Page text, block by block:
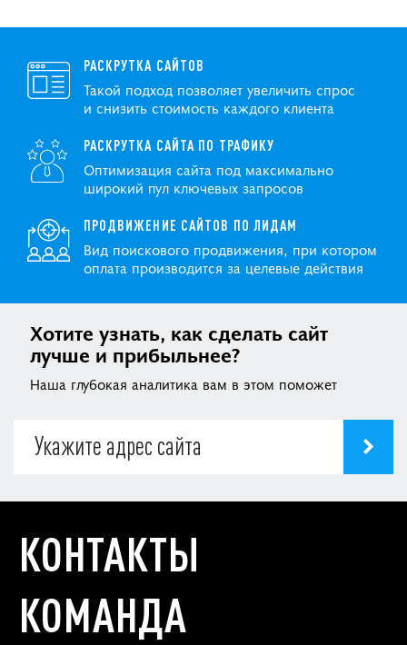
РАСКРУТКА САЙТОВ
Такой подход позволяет увеличить спрос
и снизить стоимость каждого клиента
РАСКРУТКА САЙТА ПО ТРАФИКУ
Оптимизация сайта под максимально
широкий пул ключевых запросов
ПРОДВИЖЕНИЕ САЙТОВ ПО ЛИДАМ
Вид поискового продвижения, при котором
оплата производится за целевые действия
Хотите узнать, как сделать сайт
лучше и прибыльнее?
Наша глубокая аналитика вам в этом поможет
КОНТАКТЫ
КОМАНДА